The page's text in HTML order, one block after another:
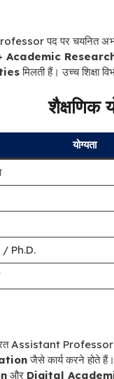
पद पर चयनित
Academic
मिलती हैं। उच्च शिक्षा
योग्यता
/ Ph.D.
Assistant
जैसे कार्य करने होते हैं।
और Digital